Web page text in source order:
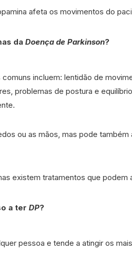
afeta os movimentos do
da Doença de Parkinson?
incluem: lentidão de
problemas de postura e
ou as mãos, mas pode
existem tratamentos que podem
a ter DP?
pessoa e tende a atingir os